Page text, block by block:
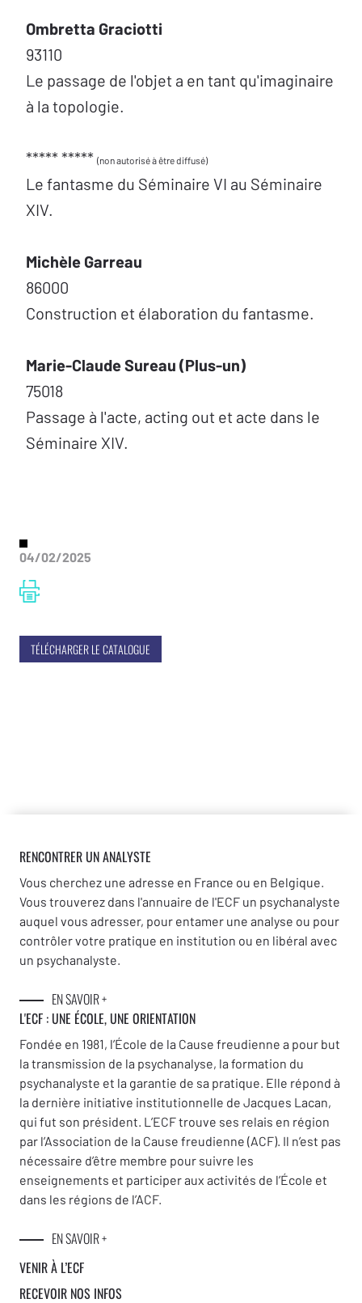
04/02/2025
TÉLÉCHARGER LE CATALOGUE
Ombretta Graciotti
93110
Le passage de l'objet a en tant qu'imaginaire
à la topologie.
***** ***** (non autorisé à être diffusé)
Le fantasme du Séminaire VI au Séminaire
XIV.
Michèle Garreau
86000
Construction et élaboration du fantasme.
Marie-Claude Sureau (Plus-un)
75018
Passage à l'acte, acting out et acte dans le
Séminaire XIV.
RENCONTRER UN ANALYSTE
Vous cherchez une adresse en France ou en Belgique.
Vous trouverez dans l'annuaire de l'ECF un psychanalyste
auquel vous adresser, pour entamer une analyse ou pour
contrôler votre pratique en institution ou en libéral avec
un psychanalyste.
EN SAVOIR +
L'ECF : UNE ÉCOLE, UNE ORIENTATION
Fondée en 1981, l’École de la Cause freudienne a pour but
la transmission de la psychanalyse, la formation du
psychanalyste et la garantie de sa pratique. Elle répond à
la dernière initiative institutionnelle de Jacques Lacan,
qui fut son président. L’ECF trouve ses relais en région
par l’Association de la Cause freudienne (ACF). Il n’est pas
nécessaire d’être membre pour suivre les
enseignements et participer aux activités de l’École et
dans les régions de l’ACF.
EN SAVOIR +
VENIR À L’ECF
RECEVOIR NOS INFOS